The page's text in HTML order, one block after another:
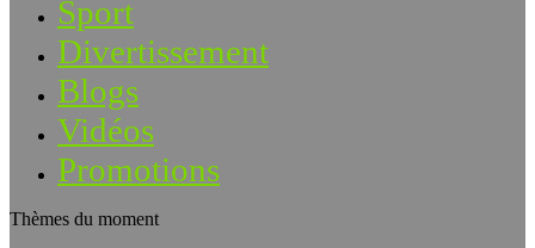
Sport
Divertissement
Blogs
Vidéos
Promotions
Thèmes du moment